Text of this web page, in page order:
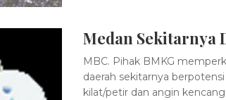
Medan Sekitarnya
MBC. Pihak BMKG
daerah sekitarnya
kilat/petir dan angin